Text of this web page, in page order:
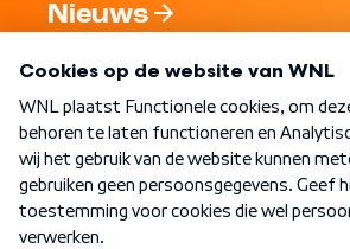
Nieuws
Nieuwsbrief
Word Lid